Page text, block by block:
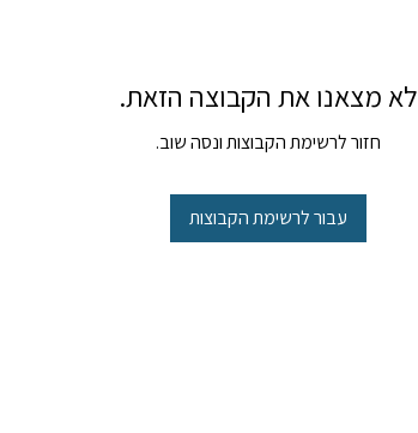
לא מצאנו את הקבוצה הזאת.
חזור לרשימת הקבוצות ונסה שוב.
עבור לרשימת הקבוצות